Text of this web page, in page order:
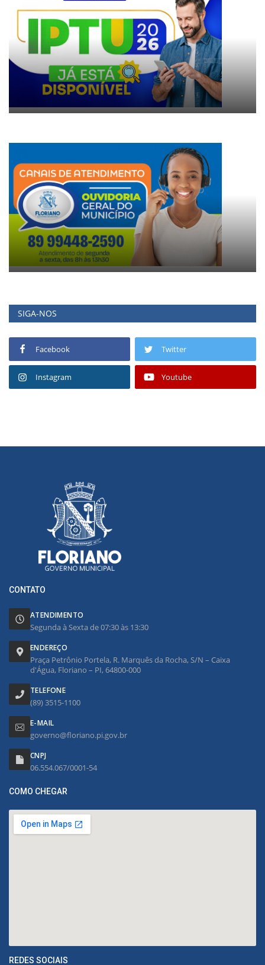
SIGA-NOS
Facebook Twitter
Instagram Youtube
CONTATO
ATENDIMENTO
Segunda à Sexta de 07:30 às 13:30
ENDEREÇO
Praça Petrônio Portela, R. Marquês da Rocha, S/N – Caixa
d'Água, Floriano – PI, 64800-000
TELEFONE
(89) 3515-1100
E-MAIL
governo@floriano.pi.gov.br
CNPJ
06.554.067/0001-54
COMO CHEGAR
REDES SOCIAIS